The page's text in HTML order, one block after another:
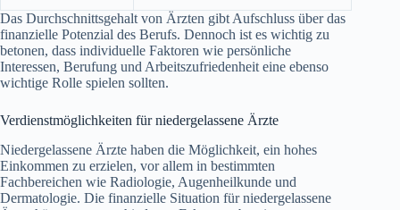
Das Durchschnittsgehalt von Ärzten gibt Aufschluss über das
finanzielle Potenzial des Berufs. Dennoch ist es wichtig zu
betonen, dass individuelle Faktoren wie persönliche
Interessen, Berufung und Arbeitszufriedenheit eine ebenso
wichtige Rolle spielen sollten.
Verdienstmöglichkeiten für niedergelassene Ärzte
Niedergelassene Ärzte haben die Möglichkeit, ein hohes
Einkommen zu erzielen, vor allem in bestimmten
Fachbereichen wie Radiologie, Augenheilkunde und
Dermatologie. Die finanzielle Situation für niedergelassene